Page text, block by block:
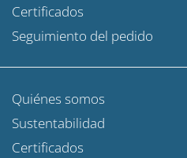
Certificados
Seguimiento del pedido
Quiénes somos
Sustentabilidad
Certificados